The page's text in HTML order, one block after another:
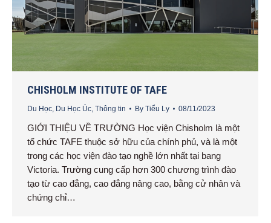
CHISHOLM INSTITUTE OF TAFE
Du Học, Du Học Úc, Thông tin By Tiểu Ly 08/11/2023
GIỚI THIỆU VỀ TRƯỜNG Học viện Chisholm là một
tổ chức TAFE thuộc sở hữu của chính phủ, và là một
trong các học viện đào tạo nghề lớn nhất tại bang
Victoria. Trường cung cấp hơn 300 chương trình đào
tạo từ cao đẳng, cao đẳng nâng cao, bằng cử nhân và
chứng chỉ…